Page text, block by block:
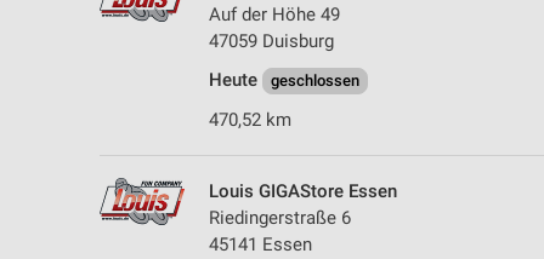
Auf der Höhe 49
47059 Duisburg
Heute
geschlossen
470,52 km
Louis GIGAStore Essen
Riedingerstraße 6
45141 Essen
Geräte anhand von aktiv angeforderten Informationen
Nicht-IAB-Verarbeitungszwecke:
Funktional